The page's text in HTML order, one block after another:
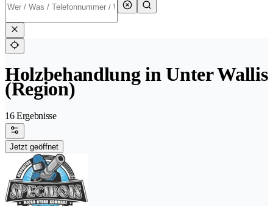
Holzbehandlung in Unter Wallis
(Region)
16 Ergebnisse
Jetzt geöffnet